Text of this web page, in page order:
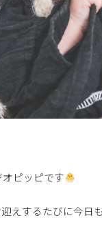
オピッピです
えするたびに今日